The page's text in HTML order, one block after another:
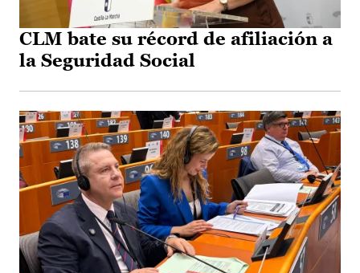
CLM bate su récord de afiliación a
la Seguridad Social